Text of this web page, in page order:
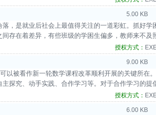
5.00 KB
，是就业后社会上最值得关注的一道彩虹。抓好
存在着差异，有些班级的学困生偏多，教师来不及
授权方式：
9.00 KB
以被看作新一轮数学课程改革顺利开展的关键所在
探究、动手实践、合作学习等。对于合作学习的提
授权方式：
6.00 KB